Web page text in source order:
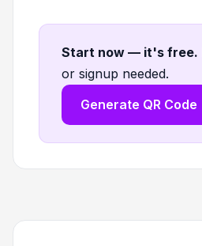
Start now — it's free.
or signup needed.
Generate QR Code